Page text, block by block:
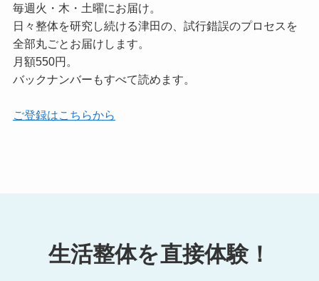
毎週火・木・土曜にお届け。
日々整体を研究し続ける津田の、試行錯誤のプロセスを
全部丸ごとお届けします。
月額550円。
バックナンバーもすべて読めます。
ご登録はこちらから
生活整体を直接体験！